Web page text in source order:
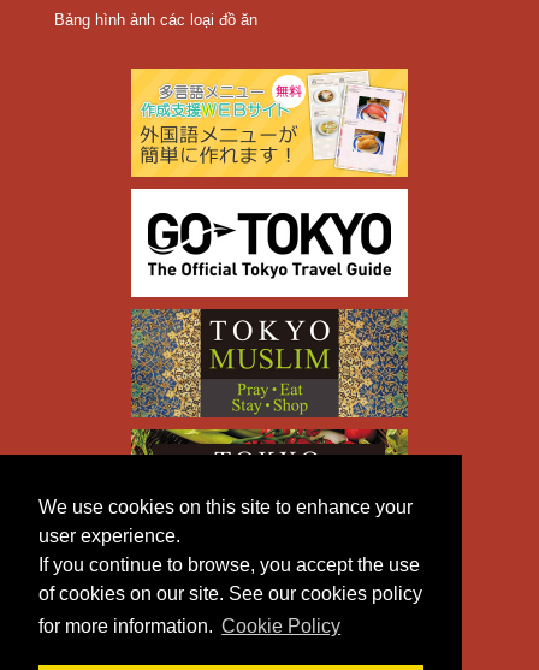
We use cookies on this site to enhance your
user experience.
If you continue to browse, you accept the use
of cookies on our site. See our cookies policy
for more information. Cookie Policy
Bảng hình ảnh các loại đồ ăn